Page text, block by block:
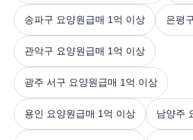
송파구 요양원급매 1억 이상 은평
관악구 요양원급매 1억 이상
광주 서구 요양원급매 1억 이상
용인 요양원급매 1억 이상 남양주